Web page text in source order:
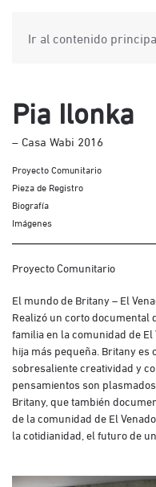
Ir al contenido
Pia Ilonka
– Casa Wabi 2016
Proyecto Comunitario
Pieza de Registro
Biografía
Imágenes
Proyecto Comunitario
El mundo de Britany – El
Realizó un corto documental
familia en la comunidad de
hija más pequeña. Britany
sobresaliente creatividad y
pensamientos son
Britany, que también
de la comunidad de El
la cotidianidad, el futuro de